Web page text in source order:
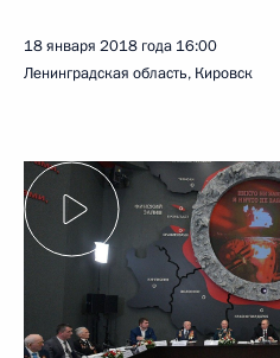
18 января 2018 года 16:00
Ленинградская область, Кировск